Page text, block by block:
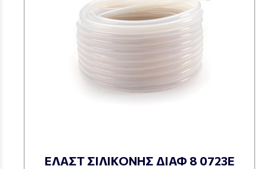
ΕΛΑΣΤ ΣΙΛΙΚΟΝΗΣ ΔΙΑΦ 8 0723Ε